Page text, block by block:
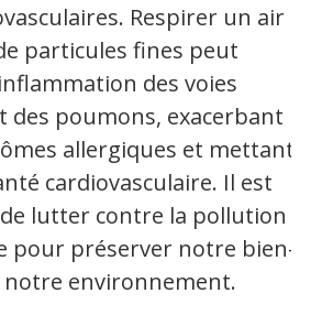
Respirer un air
particules fines peut
des voies
des poumons, exacerbant
allergiques et mettant
cardiovasculaire. Il est
lutter contre la pollution
pour préserver notre bien-
notre environnement.